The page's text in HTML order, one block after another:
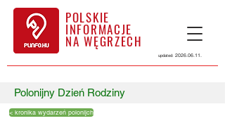
POLSKIE
INFORMACJE
NA WĘGRZECH
updated: 2026.06.11.
Polonijny Dzień Rodziny
< kronika wydarzeń polonijch